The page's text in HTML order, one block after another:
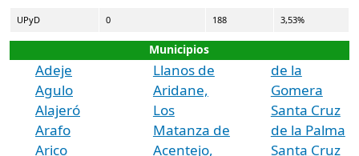
UPyD 0 188 3,53%
Municipios
Adeje
Agulo
Alajeró
Arafo
Arico
Llanos de
Aridane,
Los
Matanza de
Acentejo,
de la
Gomera
Santa Cruz
de la Palma
Santa Cruz